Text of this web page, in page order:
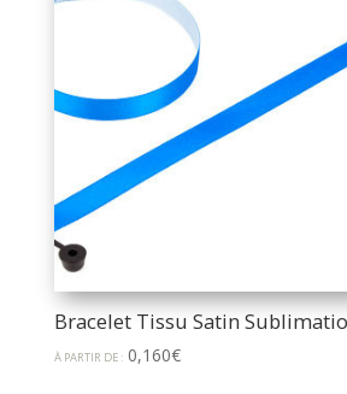
Bracelet Tissu Satin
À PARTIR DE : 0,160€